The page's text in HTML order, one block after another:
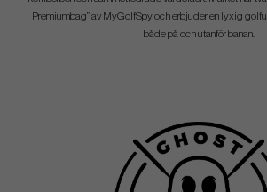
Premiumbag” av MyGolfSpy och erbjuder en lyxig
både på och utanför banan.